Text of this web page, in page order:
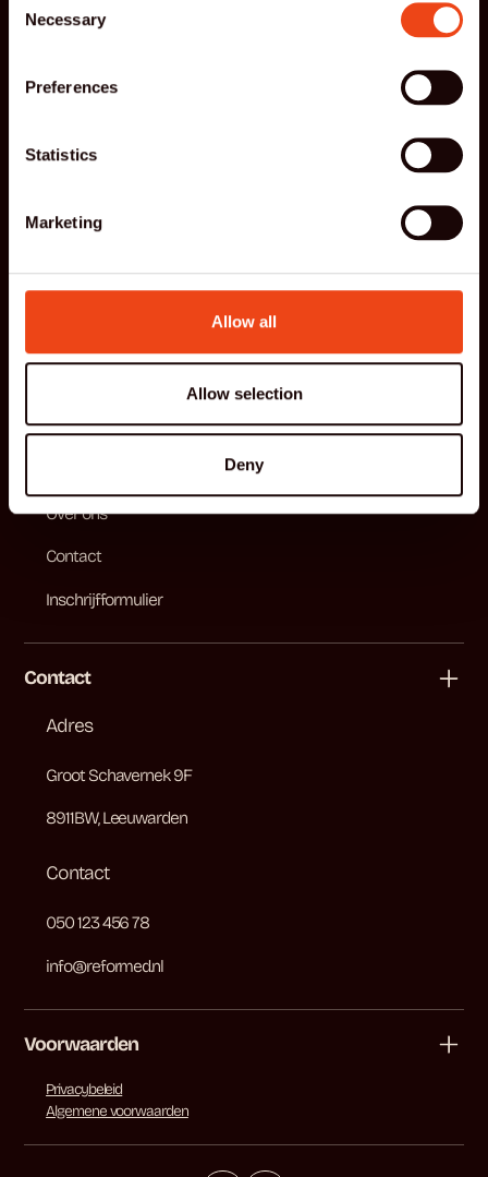
Selection
Necessary
Preferences
Statistics
Marketing
Allow all
Allow selection
Deny
Tarieven
Over ons
Contact
Inschrijfformulier
Contact
Adres
Groot Schavernek 9F
8911BW, Leeuwarden
Contact
050 123 456 78
info@reformed.nl
Voorwaarden
Privacybeleid
Algemene voorwaarden